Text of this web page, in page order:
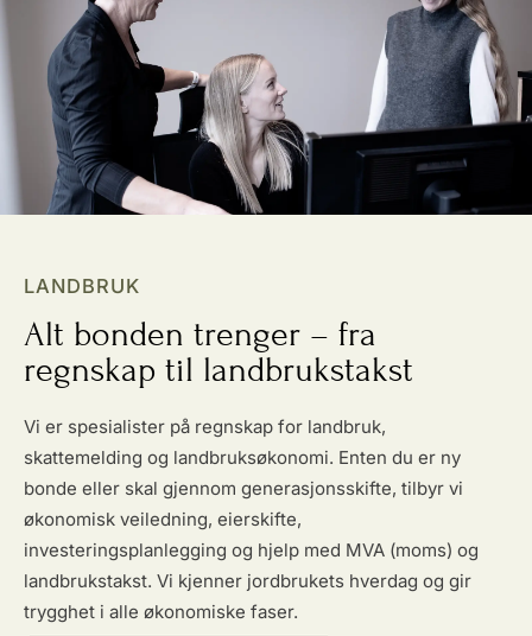
LANDBRUK
Alt bonden trenger – fra
regnskap til landbrukstakst
Vi er spesialister på regnskap for landbruk,
skattemelding og landbruksøkonomi. Enten du er ny
bonde eller skal gjennom generasjonsskifte, tilbyr vi
økonomisk veiledning, eierskifte,
investeringsplanlegging og hjelp med MVA (moms) og
landbrukstakst. Vi kjenner jordbrukets hverdag og gir
trygghet i alle økonomiske faser.